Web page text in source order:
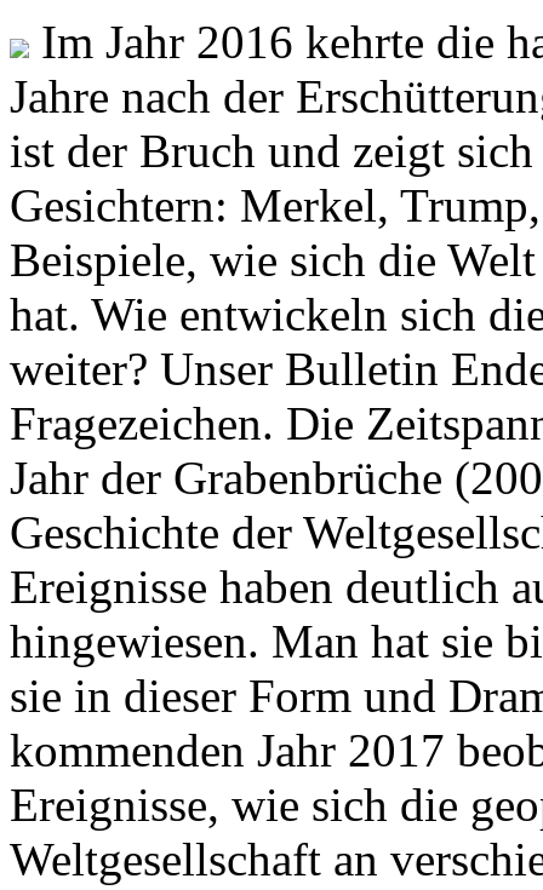
Im Jahr 2016 kehrte die
Jahre nach der
ist der Bruch und zeigt
Gesichtern: Merkel,
Beispiele, wie sich die
hat. Wie entwickeln sich
weiter? Unser Bulletin
Fragezeichen. Die
Jahr der Grabenbrüche
Geschichte der
Ereignisse haben deutlich
hingewiesen. Man hat sie
sie in dieser Form und
kommenden Jahr 2017
Ereignisse, wie sich die
Weltgesellschaft an